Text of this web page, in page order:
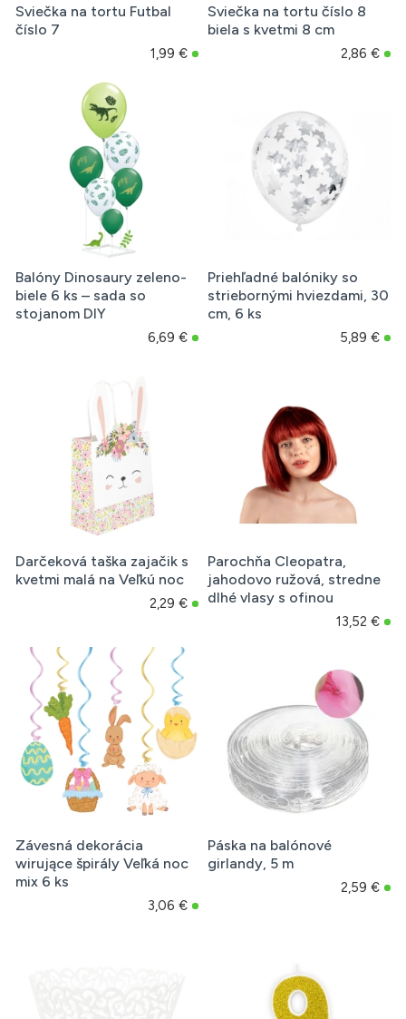
Sviečka na tortu Futbal
číslo 7
1,99 €
Sviečka na tortu číslo 8
biela s kvetmi 8 cm
2,86 €
Balóny Dinosaury zeleno-
biele 6 ks – sada so
stojanom DIY
6,69 €
Priehľadné balóniky so
striebornými hviezdami, 30
cm, 6 ks
5,89 €
Darčeková taška zajačik s
kvetmi malá na Veľkú noc
2,29 €
Parochňa Cleopatra,
jahodovo ružová, stredne
dlhé vlasy s ofinou
13,52 €
Závesná dekorácia
wirujące špirály Veľká noc
mix 6 ks
3,06 €
Páska na balónové
girlandy, 5 m
2,59 €